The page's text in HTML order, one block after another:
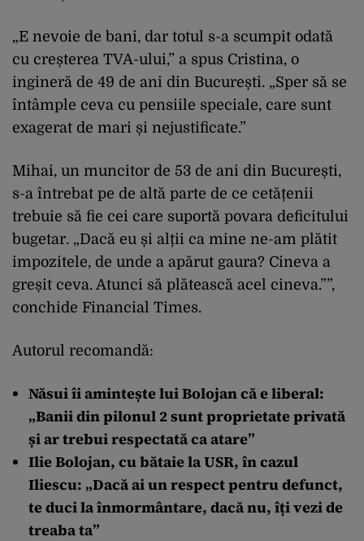
„E nevoie de bani, dar totul s-a scumpit odată
cu creșterea TVA-ului,” a spus Cristina, o
ingineră de 49 de ani din București. „Sper să se
întâmple ceva cu pensiile speciale, care sunt
exagerat de mari și nejustificate.”
Mihai, un muncitor de 53 de ani din București,
s-a întrebat pe de altă parte de ce cetățenii
trebuie să fie cei care suportă povara deficitului
bugetar. „Dacă eu și alții ca mine ne-am plătit
impozitele, de unde a apărut gaura? Cineva a
greșit ceva. Atunci să plătească acel cineva.””,
conchide Financial Times.
Autorul recomandă:
Năsui îi amintește lui Bolojan că e liberal:
„Banii din pilonul 2 sunt proprietate privată
și ar trebui respectată ca atare”
Ilie Bolojan, cu bătaie la USR, în cazul
Iliescu: „Dacă ai un respect pentru defunct,
te duci la înmormântare, dacă nu, îți vezi de
treaba ta”